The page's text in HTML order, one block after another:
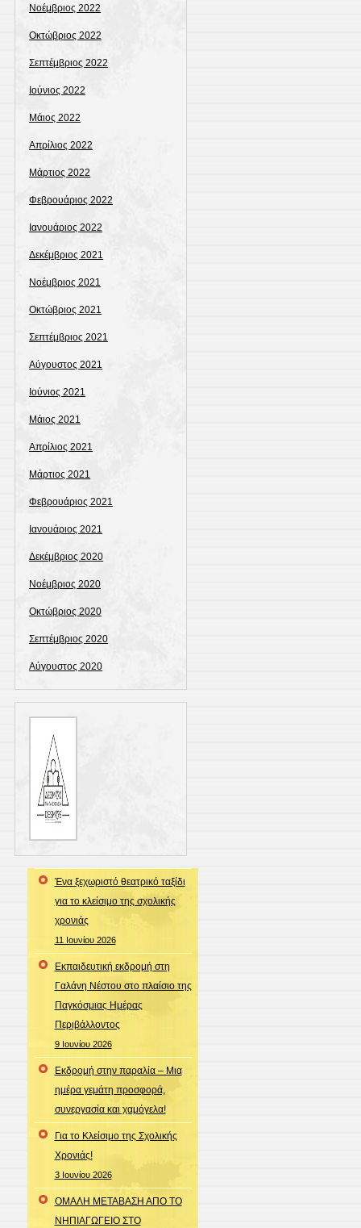
Νοέμβριος 2022
Οκτώβριος 2022
Σεπτέμβριος 2022
Ιούνιος 2022
Μάιος 2022
Απρίλιος 2022
Μάρτιος 2022
Φεβρουάριος 2022
Ιανουάριος 2022
Δεκέμβριος 2021
Νοέμβριος 2021
Οκτώβριος 2021
Σεπτέμβριος 2021
Αύγουστος 2021
Ιούνιος 2021
Μάιος 2021
Απρίλιος 2021
Μάρτιος 2021
Φεβρουάριος 2021
Ιανουάριος 2021
Δεκέμβριος 2020
Νοέμβριος 2020
Οκτώβριος 2020
Σεπτέμβριος 2020
Αύγουστος 2020
Ένα ξεχωριστό θεατρικό ταξίδι
για το κλείσιμο της σχολικής
χρονιάς
11 Ιουνίου 2026
Εκπαιδευτική εκδρομή στη
Γαλάνη Νέστου στο πλαίσιο της
Παγκόσμιας Ημέρας
Περιβάλλοντος
9 Ιουνίου 2026
Εκδρομή στην παραλία – Μια
ημέρα γεμάτη προσφορά,
συνεργασία και χαμόγελα!
Για το Κλείσιμο της Σχολικής
Χρονιάς!
3 Ιουνίου 2026
ΟΜΑΛΗ ΜΕΤΑΒΑΣΗ ΑΠΟ ΤΟ
ΝΗΠΙΑΓΩΓΕΙΟ ΣΤΟ